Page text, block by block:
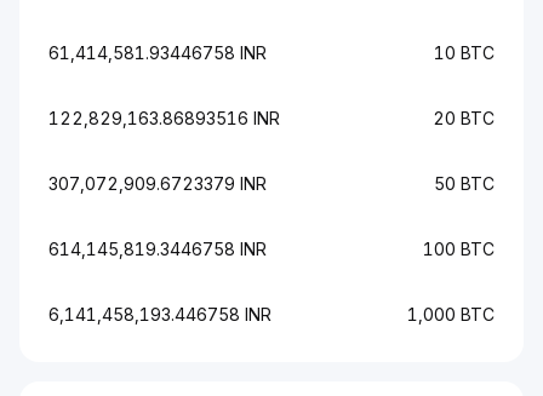
61,414,581.93446758 INR 10 BTC
122,829,163.86893516 INR 20 BTC
307,072,909.6723379 INR 50 BTC
614,145,819.3446758 INR 100 BTC
6,141,458,193.446758 INR 1,000 BTC